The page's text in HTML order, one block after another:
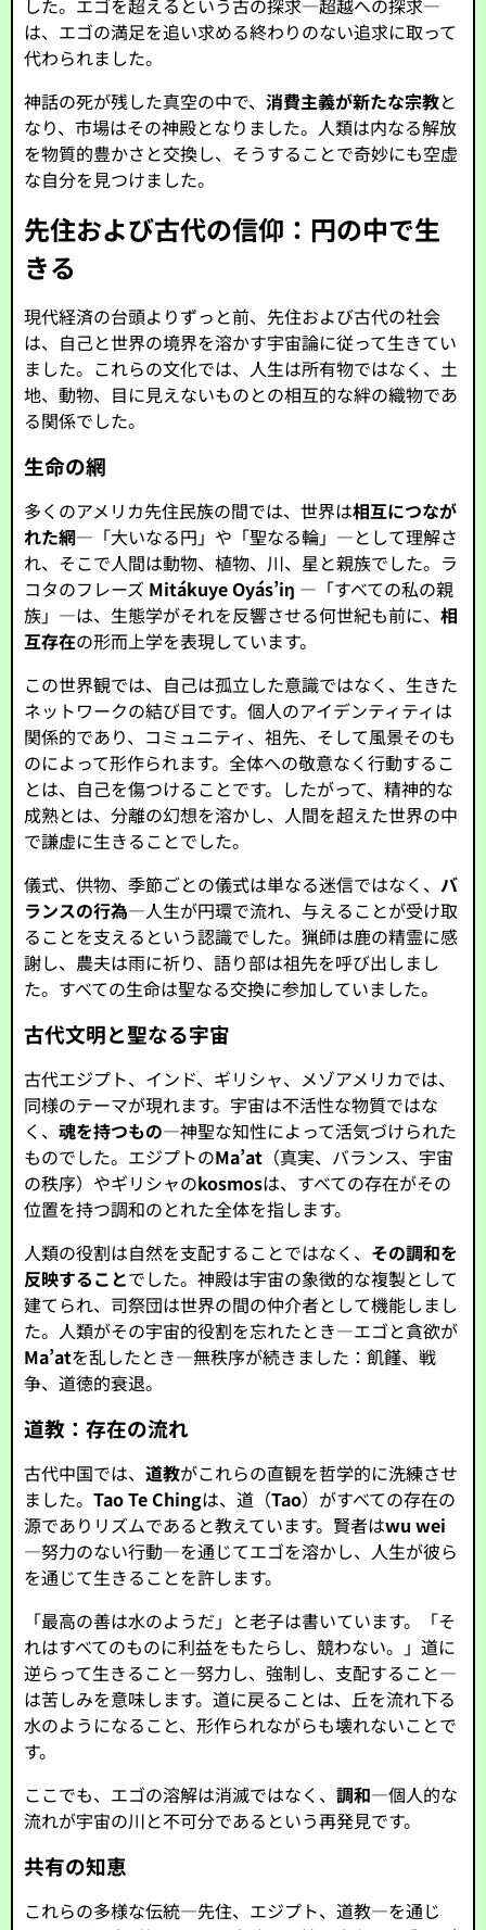
した。エゴを超えるという古の探求—超越への探求—
は、エゴの満足を追い求める終わりのない追求に取って
代わられました。
神話の死が残した真空の中で、消費主義が新たな宗教と
なり、市場はその神殿となりました。人類は内なる解放
を物質的豊かさと交換し、そうすることで奇妙にも空虚
な自分を見つけました。
先住および古代の信仰：円の中で生
きる
現代経済の台頭よりずっと前、先住および古代の社会
は、自己と世界の境界を溶かす宇宙論に従って生きてい
ました。これらの文化では、人生は所有物ではなく、土
地、動物、目に見えないものとの相互的な絆の織物であ
る関係でした。
生命の網
多くのアメリカ先住民族の間では、世界は相互につなが
れた網—「大いなる円」や「聖なる輪」—として理解さ
れ、そこで人間は動物、植物、川、星と親族でした。ラ
コタのフレーズ Mitákuye Oyás’iŋ —「すべての私の親
族」—は、生態学がそれを反響させる何世紀も前に、相
互存在の形而上学を表現しています。
この世界観では、自己は孤立した意識ではなく、生きた
ネットワークの結び目です。個人のアイデンティティは
関係的であり、コミュニティ、祖先、そして風景そのも
のによって形作られます。全体への敬意なく行動するこ
とは、自己を傷つけることです。したがって、精神的な
成熟とは、分離の幻想を溶かし、人間を超えた世界の中
で謙虚に生きることでした。
儀式、供物、季節ごとの儀式は単なる迷信ではなく、バ
ランスの行為—人生が円環で流れ、与えることが受け取
ることを支えるという認識でした。猟師は鹿の精霊に感
謝し、農夫は雨に祈り、語り部は祖先を呼び出しまし
た。すべての生命は聖なる交換に参加していました。
古代文明と聖なる宇宙
古代エジプト、インド、ギリシャ、メゾアメリカでは、
同様のテーマが現れます。宇宙は不活性な物質ではな
く、魂を持つもの—神聖な知性によって活気づけられた
ものでした。エジプトのMa’at （真実、バランス、宇宙
の秩序）やギリシャのkosmosは、すべての存在がその
位置を持つ調和のとれた全体を指します。
人類の役割は自然を支配することではなく、 その調和を
反映することでした。神殿は宇宙の象徴的な複製として
建てられ、司祭団は世界の間の仲介者として機能しまし
た。人類がその宇宙的役割を忘れたとき—エゴと貪欲が
Ma’atを乱したとき—無秩序が続きました：飢饉、戦
争、道徳的衰退。
道教：存在の流れ
古代中国では、道教がこれらの直観を哲学的に洗練させ
ました。Tao Te Chingは、道（Tao）がすべての存在の
源でありリズムであると教えています。賢者はwu wei
—努力のない行動—を通じてエゴを溶かし、人生が彼ら
を通じて生きることを許します。
「最高の善は水のようだ」と老子は書いています。「そ
れはすべてのものに利益をもたらし、競わない。」道に
逆らって生きること—努力し、強制し、支配すること—
は苦しみを意味します。道に戻ることは、丘を流れ下る
水のようになること、形作られながらも壊れないことで
す。
ここでも、エゴの溶解は消滅ではなく、調和—個人的な
流れが宇宙の川と不可分であるという再発見です。
共有の知恵
これらの多様な伝統—先住、エジプト、道教—を通じ